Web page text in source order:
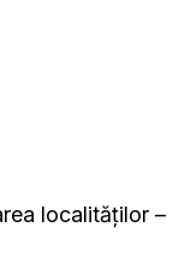
localităților –